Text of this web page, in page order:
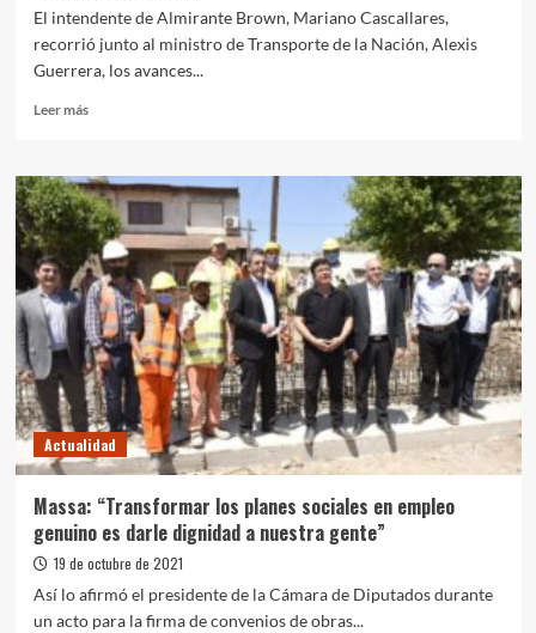
El intendente de Almirante Brown, Mariano Cascallares,
recorrió junto al ministro de Transporte de la Nación, Alexis
Guerrera, los avances...
Leer másLeer
Cascallares
y
el
ministro
Guerrera
recorrieron
las
obras
del
paso
bajo
nivel
de
la
San
Martín
Actualidad
Massa: “Transformar los planes sociales en empleo
genuino es darle dignidad a nuestra gente”
19 de octubre de 2021
Así lo afirmó el presidente de la Cámara de Diputados durante
un acto para la firma de convenios de obras...